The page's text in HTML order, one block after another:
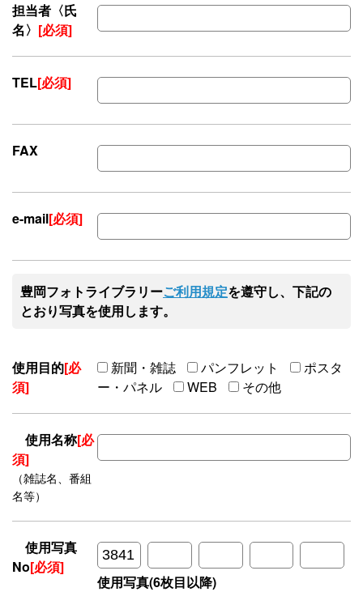
担当者〈氏
名〉 [必須]
TEL[必須]
FAX
e-mail[必須]
豊岡フォトライブラリーご利用規定を遵守し、下記の
とおり写真を使用します。
使用目的[必
須]
新聞・雑誌 パンフレット
ポスタ
ー・パネル
WEB その他
使用名称[必
須]
（雑誌名、番組
名等）
使用写真
No[必須]
使用写真(6枚目以降)